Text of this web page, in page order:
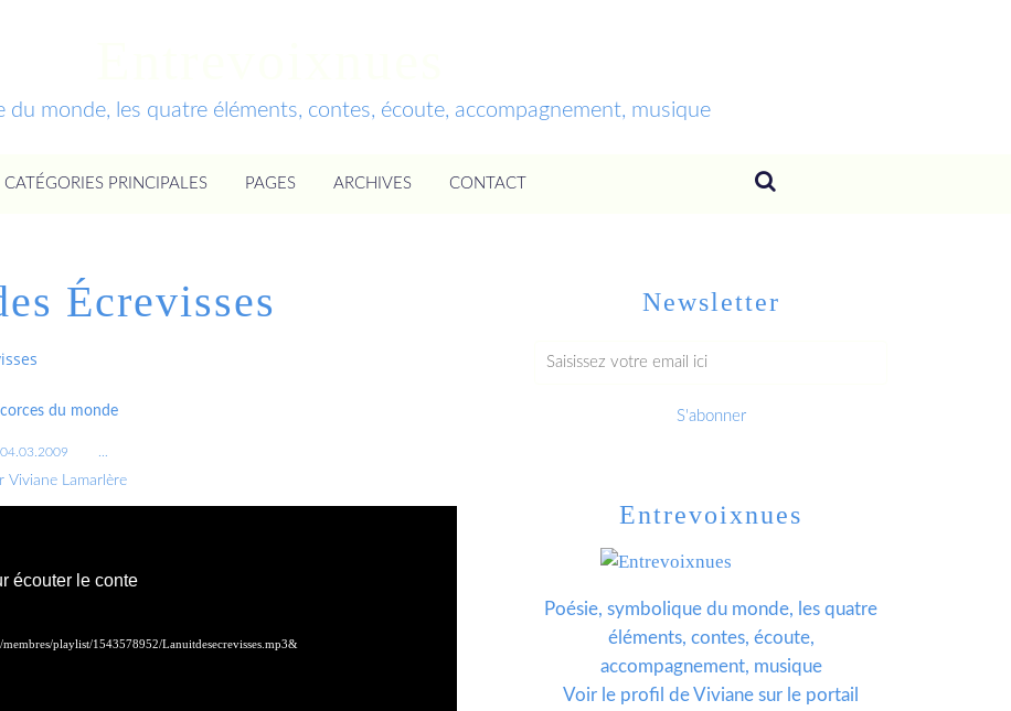
du monde, les quatre éléments, contes, écoute, accompagnement, musique
CATÉGORIES PRINCIPALES PAGES ARCHIVES CONTACT
Écrevisses
du monde
04.03.2009
Viviane Lamarlère
écouter le conte
playlist/1543578952/Lanuitdesecrevisses.mp3&
Newsletter
Entrevoixnues
Poésie, symbolique du monde, les quatre
éléments, contes, écoute,
accompagnement, musique
Voir le profil deViviane sur le portail